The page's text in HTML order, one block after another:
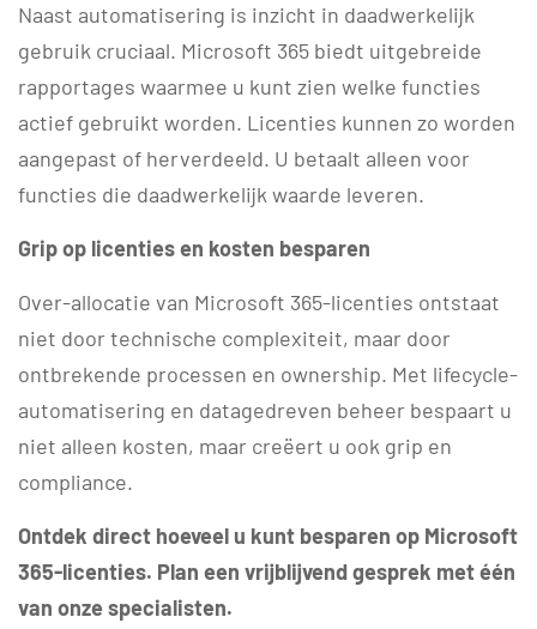
Naast automatisering is inzicht in daadwerkelijk
gebruik cruciaal. Microsoft 365 biedt uitgebreide
rapportages waarmee u kunt zien welke functies
actief gebruikt worden. Licenties kunnen zo worden
aangepast of herverdeeld. U betaalt alleen voor
functies die daadwerkelijk waarde leveren.
Grip op licenties en kosten besparen
Over-allocatie van Microsoft 365-licenties ontstaat
niet door technische complexiteit, maar door
ontbrekende processen en ownership. Met lifecycle-
automatisering en datagedreven beheer bespaart u
niet alleen kosten, maar creëert u ook grip en
compliance.
Ontdek direct hoeveel u kunt besparen op Microsoft
365-licenties. Plan een vrijblijvend gesprek met één
van onze specialisten.